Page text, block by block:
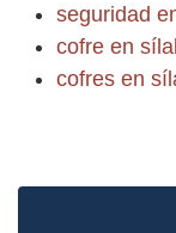
seguridad
cofre en
cofres en